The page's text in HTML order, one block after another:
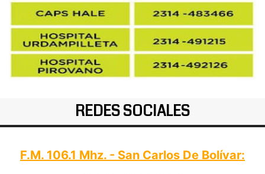
REDES SOCIALES
F.M. 106.1 Mhz. - San Carlos De Bolívar: